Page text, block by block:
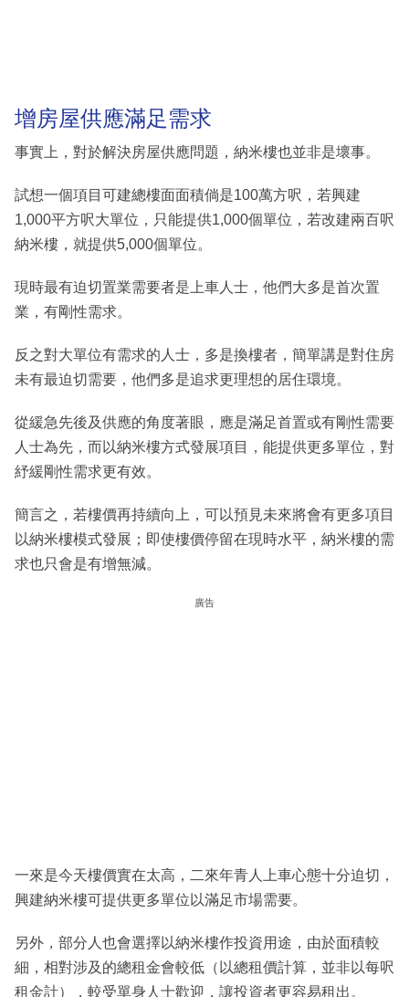
增房屋供應滿足需求
事實上，對於解決房屋供應問題，納米樓也並非是壞事。
試想一個項目可建總樓面面積倘是100萬方呎，若興建
1,000平方呎大單位，只能提供1,000個單位，若改建兩百呎
納米樓，就提供5,000個單位。
現時最有迫切置業需要者是上車人士，他們大多是首次置
業，有剛性需求。
反之對大單位有需求的人士，多是換樓者，簡單講是對住房
未有最迫切需要，他們多是追求更理想的居住環境。
從緩急先後及供應的角度著眼，應是滿足首置或有剛性需要
人士為先，而以納米樓方式發展項目，能提供更多單位，對
紓緩剛性需求更有效。
簡言之，若樓價再持續向上，可以預見未來將會有更多項目
以納米樓模式發展；即使樓價停留在現時水平，納米樓的需
求也只會是有增無減。
廣告
一來是今天樓價實在太高，二來年青人上車心態十分迫切，
興建納米樓可提供更多單位以滿足市場需要。
另外，部分人也會選擇以納米樓作投資用途，由於面積較
細，相對涉及的總租金會較低（以總租價計算，並非以每呎
租金計），較受單身人士歡迎，讓投資者更容易租出。